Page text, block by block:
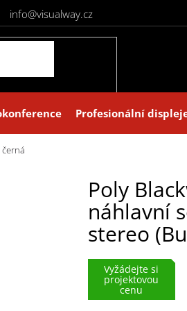
info@visualway.cz
Profesionální
černá
Poly
náhlavní
stereo
Vyžádejte si
projektovou
cenu